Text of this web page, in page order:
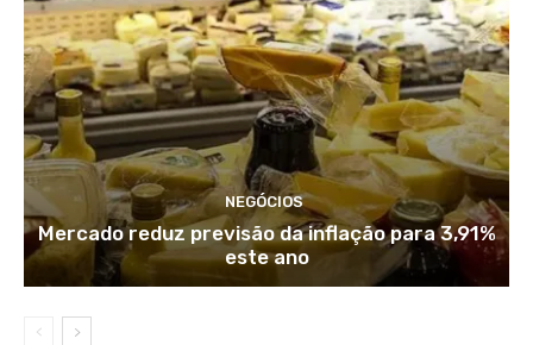
NEGÓCIOS
Mercado reduz previsão da inflação para 3,91%
este ano